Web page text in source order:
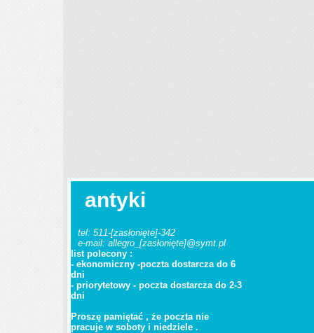
antyki
tel: 511-[zasłonięte]-342
e-mail: allegro_ [zasłonięte]@symt.pl
list polecony :
- ekonomiczny -poczta dostarcza do 6
dni
- priorytetowy - poczta dostarcza do 2-3
dni
Proszę pamiętać , że poczta nie
pracuje w soboty i niedziele .